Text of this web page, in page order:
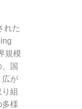
れた
規模
国
広が
組
様